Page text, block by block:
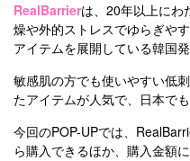
RealBarrierは、20年以上にわ
燥や外的ストレスでゆらぎや
アイテムを展開している韓国
敏感肌の方でも使いやすい低
たアイテムが人気で、日本で
今回のPOP-UPでは、
ら購入できるほか、購入金額